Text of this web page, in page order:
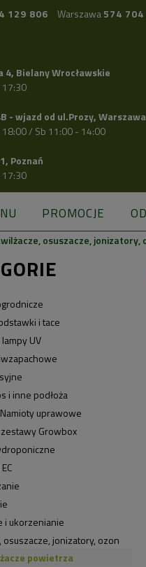
129 806 Warszawa574
4, Bielany Wrocławskie
- wjazd od ul.Prozy, Warszawa
/ Sb 11:00 - 14:00
Poznań
PROMOCJE
osuszacze, jonizatory,
i tace
UV
i inne podłoża
uprawowe
Growbox
i ukorzenianie
osuszacze, jonizatory, ozon
powietrza